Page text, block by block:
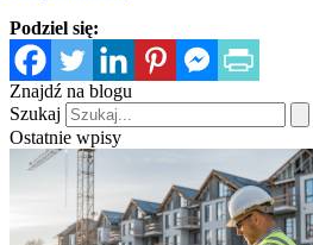
Podziel się:
Znajdź na blogu
Szukaj
Ostatnie wpisy